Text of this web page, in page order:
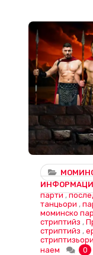
парти ,
танцьори ,
моминско
стриптийз ,
стриптийз ,
наем
0